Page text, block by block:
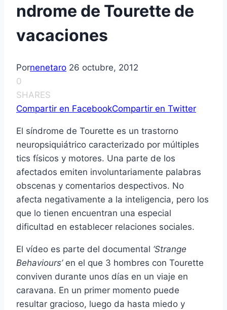
ndrome de Tourette de
vacaciones
Pornenetaro 26 octubre, 2012
0
SHARES
Compartir en FacebookCompartir en Twitter
El sí­ndrome de Tourette es un trastorno
neuropsiquiátrico caracterizado por múltiples
tics fí­sicos y motores. Una parte de los
afectados emiten involuntariamente palabras
obscenas y comentarios despectivos. No
afecta negativamente a la inteligencia, pero los
que lo tienen encuentran una especial
dificultad en establecer relaciones sociales.
El ví­deo es parte del documental ‘Strange
Behaviours’en el que 3 hombres con Tourette
conviven durante unos dí­as en un viaje en
caravana. En un primer momento puede
resultar gracioso, luego da hasta miedo y